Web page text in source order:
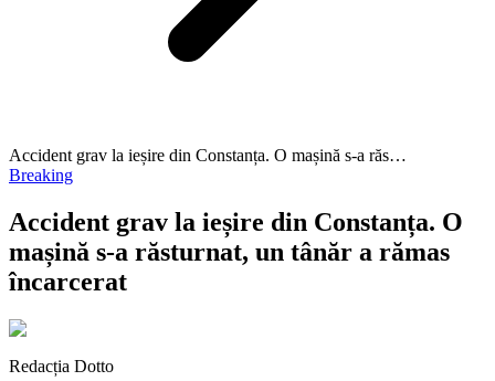
Accident grav la ieșire din Constanța. O mașină s-a răs…
Breaking
Accident grav la ieșire din Constanța. O
mașină s-a răsturnat, un tânăr a rămas
încarcerat
Redacția Dotto